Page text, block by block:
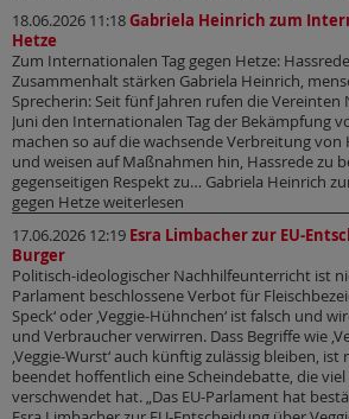
18.06.2026 11:18Gabriela Heinrich zum
Hetze
Zum Internationalen Tag gegen Hetze:
Zusammenhalt stärken Gabriela Heinrich,
Sprecherin: Seit fünf Jahren rufen die Vereinten
Juni den Internationalen Tag der Bekämpfung
machen so auf die wachsende Verbreitung von
und weisen auf Maßnahmen hin, Hassrede zu
gegenseitigen Respekt zu… Gabriela Heinrich
gegen Hetze weiterlesen
17.06.2026 12:19 Esra Limbacher zur EU-
Burger
Politisch-ideologischer Nachhilfeunterricht ist
Parlament beschlossene Verbot für
Speck‘ oder ‚Veggie-Hühnchen‘ ist falsch und
und Verbraucher verwirren. Dass Begriffe wie
‚Veggie-Wurst‘ auch künftig zulässig bleiben,
beendet hoffentlich eine Scheindebatte, die
verschwendet hat. „Das EU-Parlament hat